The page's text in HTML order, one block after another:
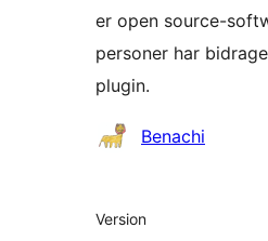
er open source-
personer har
plugin.
Bidragsydere
Benachi
Meta
Version